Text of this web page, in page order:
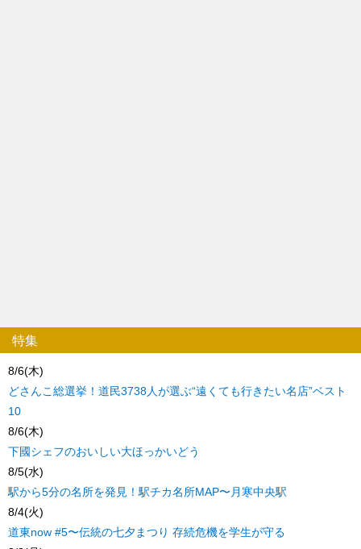
特集
8/6(木)
どさんこ総選挙！道民3738人が選ぶ“遠くても行きたい名店”ベスト
10
8/6(木)
下國シェフのおいしい大ほっかいどう
8/5(水)
駅から5分の名所を発見！駅チカ名所MAP〜月寒中央駅
8/4(火)
道東now #5〜伝統の七夕まつり 存続危機を学生が守る